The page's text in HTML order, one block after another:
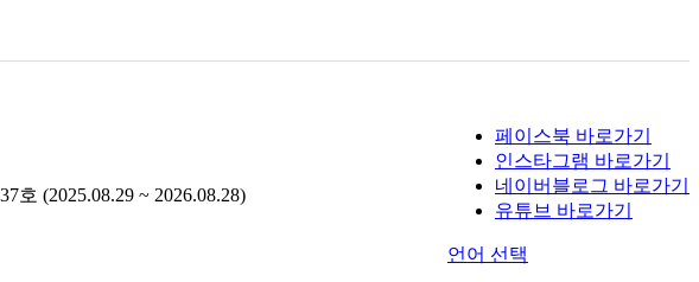
호 (2025.08.29 ~ 2026.08.28)
페이스북 바로가기
인스타그램 바로가기
네이버블로그 바로가기
유튜브 바로가기
언어 선택